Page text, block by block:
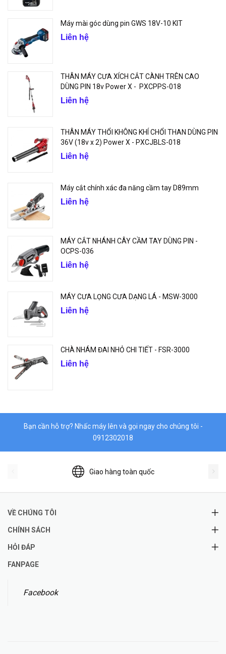
Máy mài góc dùng pin GWS 18V-10 KIT
Liên hệ
THÂN MÁY CƯA XÍCH CẮT CÀNH TRÊN CAO
DÙNG PIN 18v Power X - PXCPPS-018
Liên hệ
THÂN MÁY THỔI KHÔNG KHÍ CHỔI THAN DÙNG PIN
36V (18v x 2) Power X - PXCJBLS-018
Liên hệ
Máy cắt chính xác đa năng cầm tay D89mm
Liên hệ
MÁY CẮT NHÁNH CÂY CẦM TAY DÙNG PIN -
OCPS-036
Liên hệ
MÁY CƯA LỌNG CƯA DẠNG LÁ - MSW-3000
Liên hệ
CHÀ NHÁM ĐAI NHỎ CHI TIẾT - FSR-3000
Liên hệ
Bạn cần hỗ trợ? Nhấc máy lên và gọi ngay cho chúng tôi -
0912302018
Giao hàng toàn quốc
VỀ CHÚNG TÔI
CHÍNH SÁCH
HỎI ĐÁP
FANPAGE
Facebook